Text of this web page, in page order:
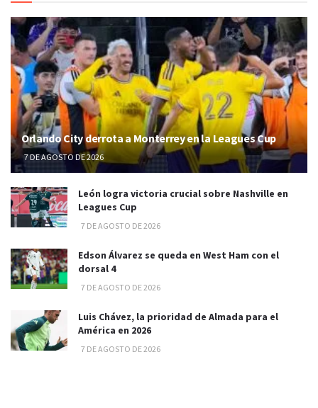
Orlando City derrota a Monterrey en la Leagues Cup
7 DE AGOSTO DE 2026
León logra victoria crucial sobre Nashville en
Leagues Cup
7 DE AGOSTO DE 2026
Edson Álvarez se queda en West Ham con el
dorsal 4
7 DE AGOSTO DE 2026
Luis Chávez, la prioridad de Almada para el
América en 2026
7 DE AGOSTO DE 2026